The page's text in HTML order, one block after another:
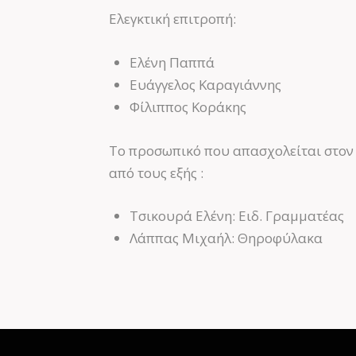
Ελεγκτική επιτροπή:
Ελένη Παππά
Ευάγγελος Καραγιάννης
Φίλιππος Κοράκης
Το προσωπικό που απασχολείται στον
από τους εξής :
Τσικουρά Ελένη: Ειδ. Γραμματέας
Λάππας Μιχαήλ: Θηροφύλακα